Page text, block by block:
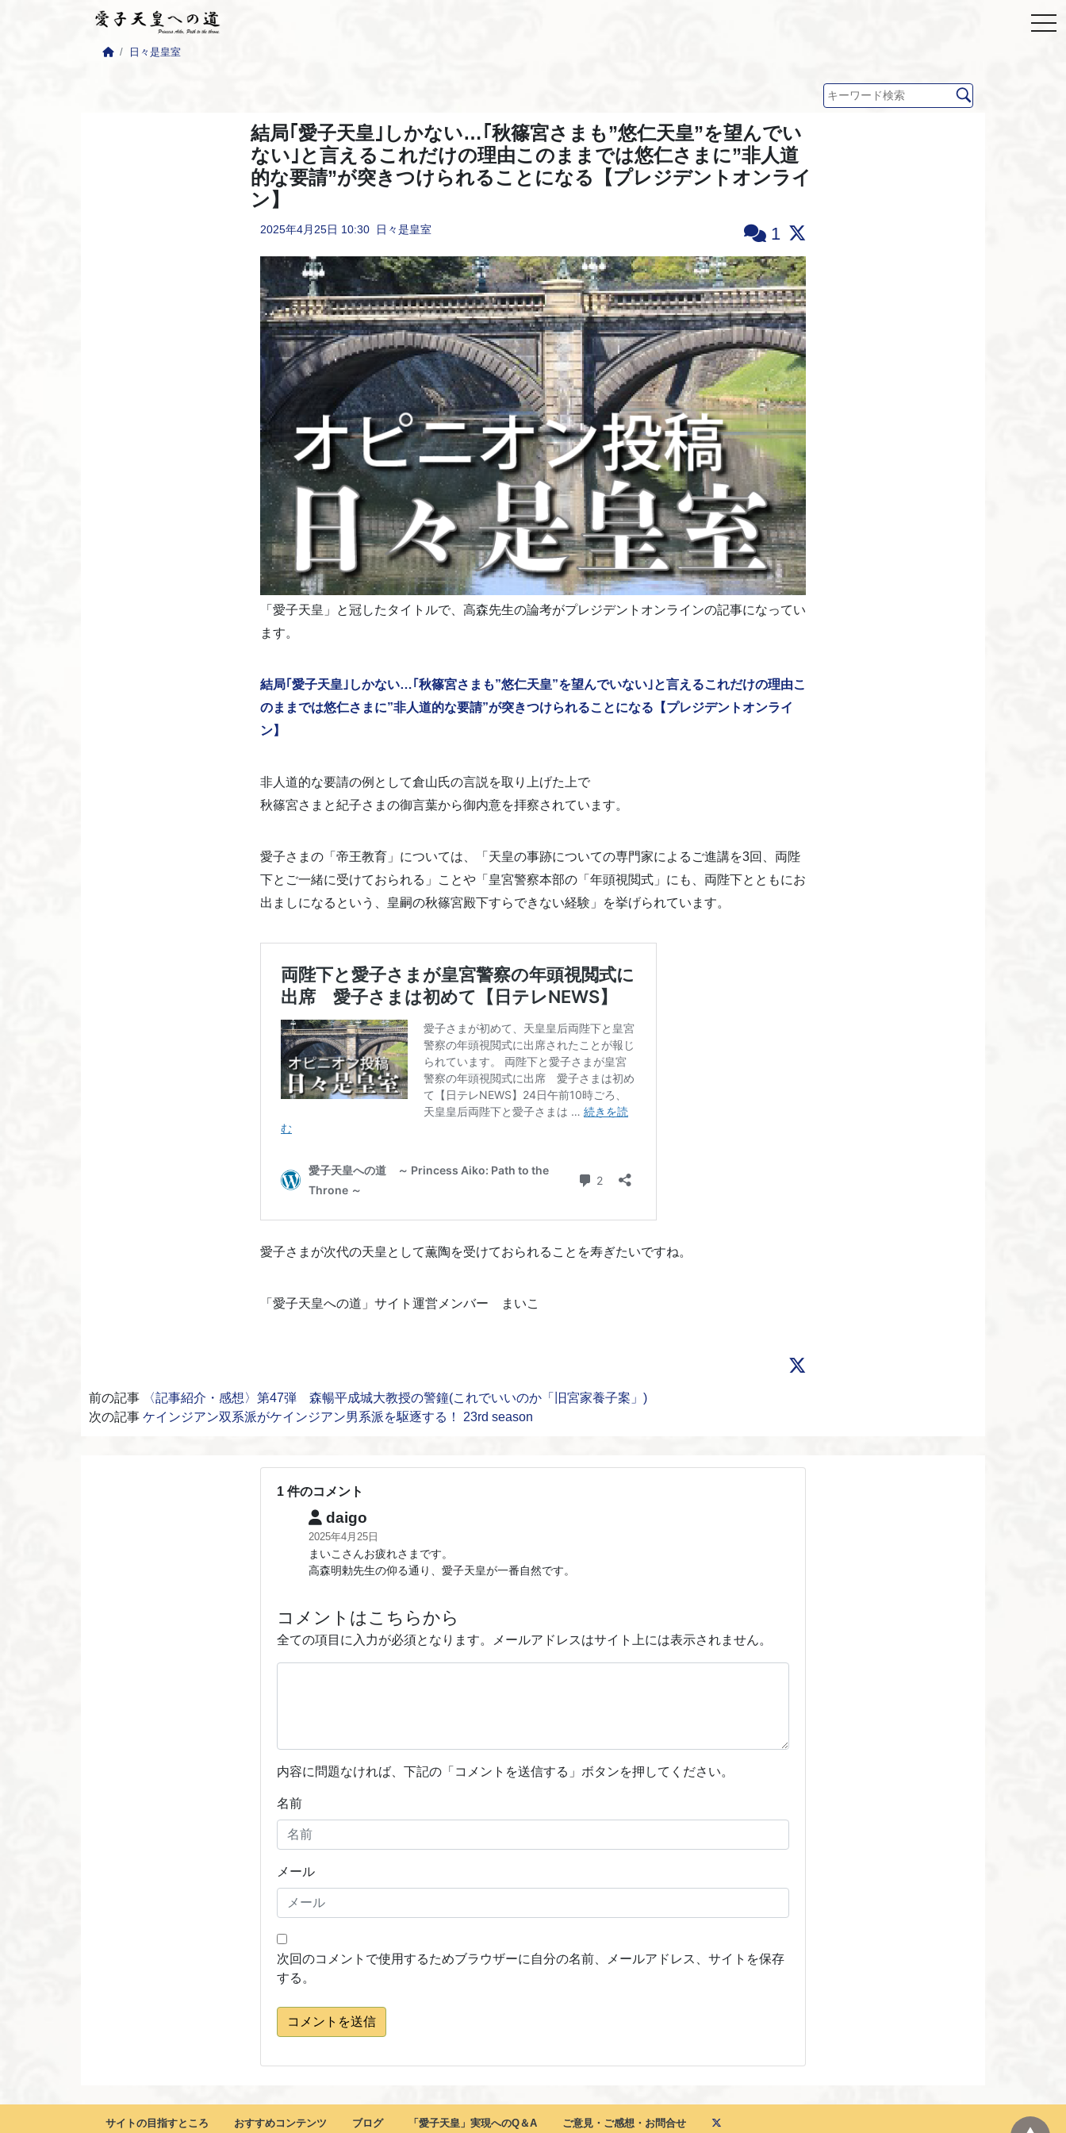
日々是皇室
結局｢愛子天皇｣しかない…｢秋篠宮さまも”悠仁天皇”を望んでい
ない｣と言えるこれだけの理由このままでは悠仁さまに”非人道
的な要請”が突きつけられることになる【プレジデントオンライ
ン】
2025年4月25日 10:30 日々是皇室 1
「愛子天皇」と冠したタイトルで、高森先生の論考がプレジデントオンラインの記事になってい
ます。
結局｢愛子天皇｣しかない…｢秋篠宮さまも”悠仁天皇”を望んでいない｣と言えるこれだけの理由こ
のままでは悠仁さまに”非人道的な要請”が突きつけられることになる【プレジデントオンライ
ン】
非人道的な要請の例として倉山氏の言説を取り上げた上で
秋篠宮さまと紀子さまの御言葉から御内意を拝察されています。
愛子さまの「帝王教育」については、「天皇の事跡についての専門家によるご進講を3回、両陛
下とご一緒に受けておられる」ことや「皇宮警察本部の「年頭視閲式」にも、両陛下とともにお
出ましになるという、皇嗣の秋篠宮殿下すらできない経験」を挙げられています。
愛子さまが次代の天皇として薫陶を受けておられることを寿ぎたいですね。
「愛子天皇への道」サイト運営メンバー まいこ
前の記事
〈記事紹介・感想〉第47弾 森暢平成城大教授の警鐘(これでいいのか「旧宮家養子案」)
次の記事 ケインジアン双系派がケインジアン男系派を駆逐する！ 23rd season
1 件のコメント
daigo
2025年4月25日
まいこさんお疲れさまです。
高森明勅先生の仰る通り、愛子天皇が一番自然です。
コメントはこちらから
全ての項目に入力が必須となります。メールアドレスはサイト上には表示されません。
内容に問題なければ、下記の「コメントを送信する」ボタンを押してください。
名前
メール
次回のコメントで使用するためブラウザーに自分の名前、メールアドレス、サイトを保存
する。
コメントを送信
サイトの目指すところ おすすめコンテンツ ブログ 「愛子天皇」実現へのQ＆A ご意見・ご感想・お問合せ